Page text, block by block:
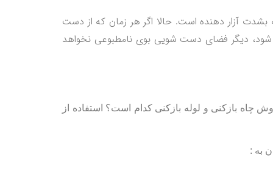
آزار دهنده است. حالا اگر هر زمان که از دست
شود، ديگر فضای دست شویی بوی نامطبوعی نخواهد
چاه بازکنی و لوله بازکنی کدام است؟ استفاده از
به :